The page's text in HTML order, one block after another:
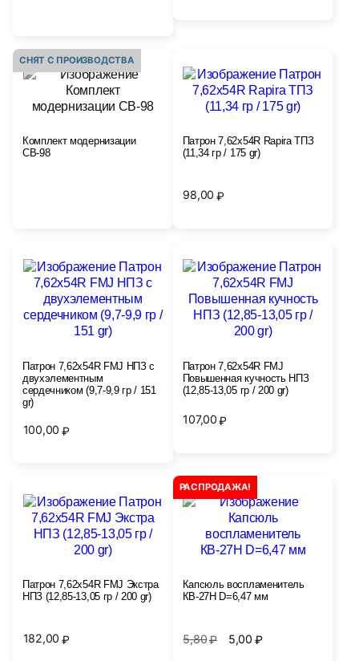
СНЯТ С ПРОИЗВОДСТВА
Комплект модернизации
СВ-98
Патрон 7,62х54R Rapira ТПЗ
(11,34 гр / 175 gr)
98,00 ₽
Патрон 7,62х54R FMJ НПЗ с
двухэлементным
сердечником (9,7-9,9 гр / 151
gr)
100,00 ₽
Патрон 7,62x54R FMJ
Повышенная кучность НПЗ
(12,85-13,05 гр / 200 gr)
107,00 ₽
Патрон 7,62x54R FMJ Экстра
НПЗ (12,85-13,05 гр / 200 gr)
182,00 ₽
РАСПРОДАЖА!
Капсюль воспламенитель
КВ-27Н D=6,47 мм
5,80₽ 5,00 ₽